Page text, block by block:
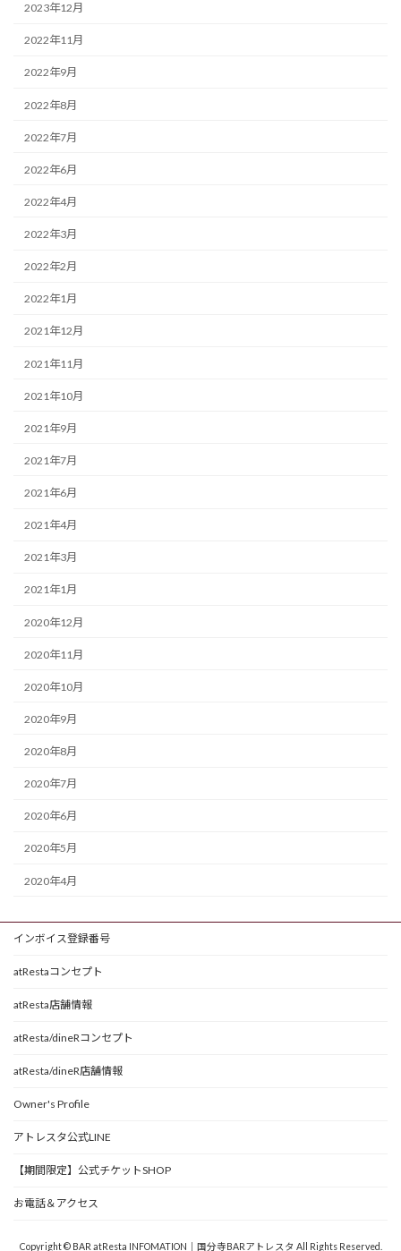
2023年12月
2022年11月
2022年9月
2022年8月
2022年7月
2022年6月
2022年4月
2022年3月
2022年2月
2022年1月
2021年12月
2021年11月
2021年10月
2021年9月
2021年7月
2021年6月
2021年4月
2021年3月
2021年1月
2020年12月
2020年11月
2020年10月
2020年9月
2020年8月
2020年7月
2020年6月
2020年5月
2020年4月
インボイス登録番号
atRestaコンセプト
atResta店舗情報
atResta/dineRコンセプト
atResta/dineR店舗情報
Owner's Profile
アトレスタ公式LINE
【期間限定】公式チケットSHOP
お電話＆アクセス
Copyright © BAR atResta INFOMATION｜国分寺BARアトレスタ All Rights Reserved.